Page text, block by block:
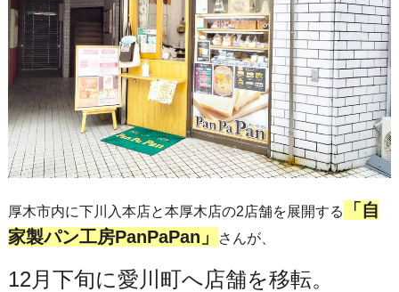
厚木市内に下川入本店と本厚木店の2店舗を展開する
「自
家製パン工房PanPaPan」
さんが、
12月下旬に愛川町へ店舗を移転。